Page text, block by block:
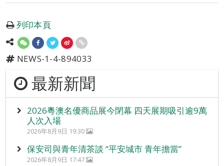
列印本頁
NEWS-1-4-894033
最新新聞
2026粵澳名優商品展今閉幕 四天展期吸引逾9萬
人次入場
2026年8月9日 19:30
保安司與青年清茶談 “平安城市 青年擔當”
2026年8月9日 17:47